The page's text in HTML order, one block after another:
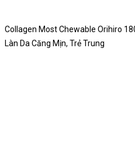
Collagen Most Chewable Orihiro
Làn Da Căng Mịn, Trẻ Trung